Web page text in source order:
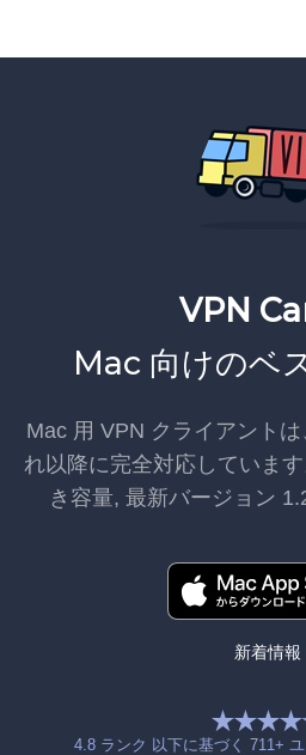
VPN
Mac 向けのベ
Mac 用 VPN クライアント
れ以降に完全対応していま
き容量, 最新バージョン
新着情報
4.8ランク 以下に基づく 711 +